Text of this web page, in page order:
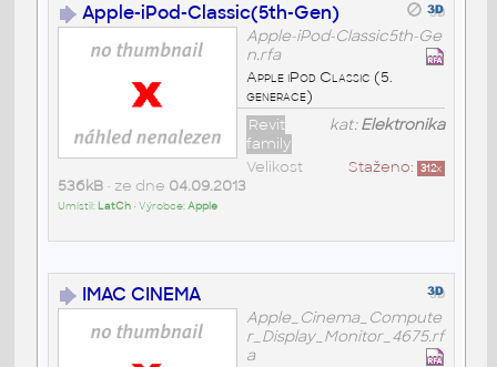
Apple-iPod-Classic(5th-Gen)
Apple-iPod-Classic5th-Ge
n.rfa
Apple iPod Classic (5.
generace)
kat:Elektronika
Revit
family
Staženo: 312x
Velikost
536kB• ze dne 04.09.2013
Umístil: LatCh• Výrobce:Apple
IMAC CINEMA
Apple_Cinema_Compute
r_Display_Monitor_4675.rf
a